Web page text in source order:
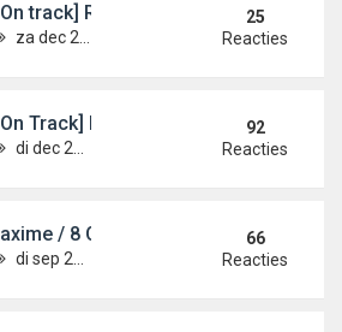
track] Rover 114 cupracer yellow
za dec 29, 2012 12:01 am
25
Reacties
Track] Rover 114 cupracer white
di dec 20, 2011 1:53 am
92
Reacties
/ 8 On Track] MG/ZS +180 Racer
di sep 27, 2011 9:25 pm
66
Reacties